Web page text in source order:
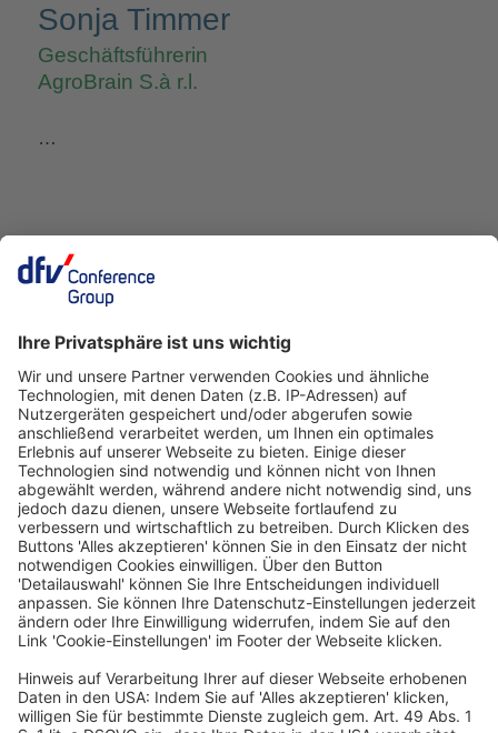
Sonja Timmer
Geschäftsführerin
AgroBrain S.à r.l.
…
Eine Veranstaltung von